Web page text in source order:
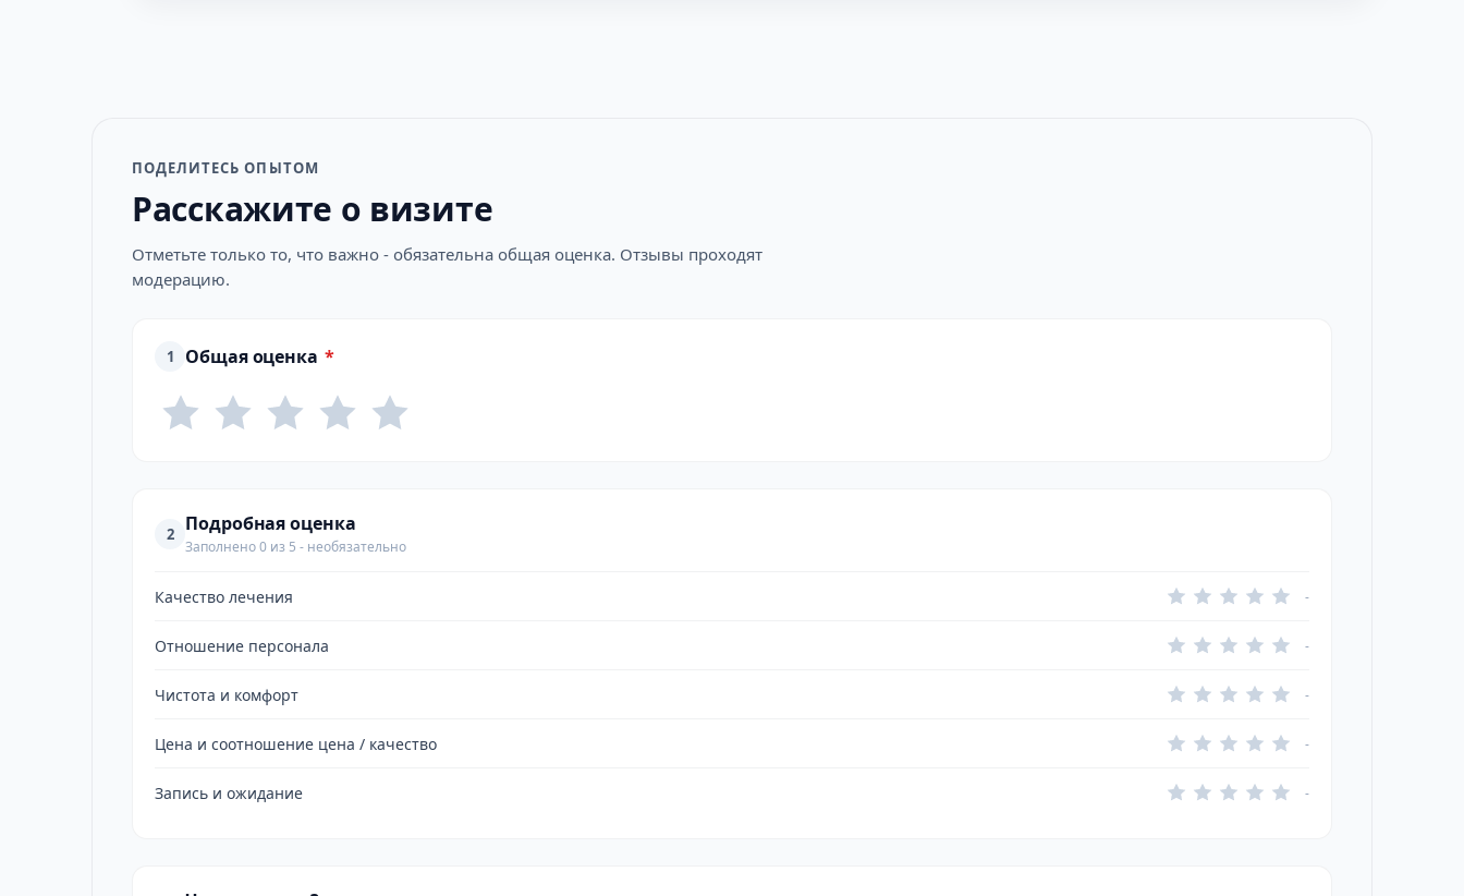
ПОДЕЛИТЕСЬ ОПЫТОМ
Расскажите о визите
Отметьте только то, что важно - обязательна общая оценка. Отзывы проходят
модерацию.
1 Общая оценка *
2 Подробная оценка
Заполнено 0 из 5 - необязательно
Качество лечения -
Отношение персонала -
Чистота и комфорт -
Цена и соотношение цена / качество -
Запись и ожидание -